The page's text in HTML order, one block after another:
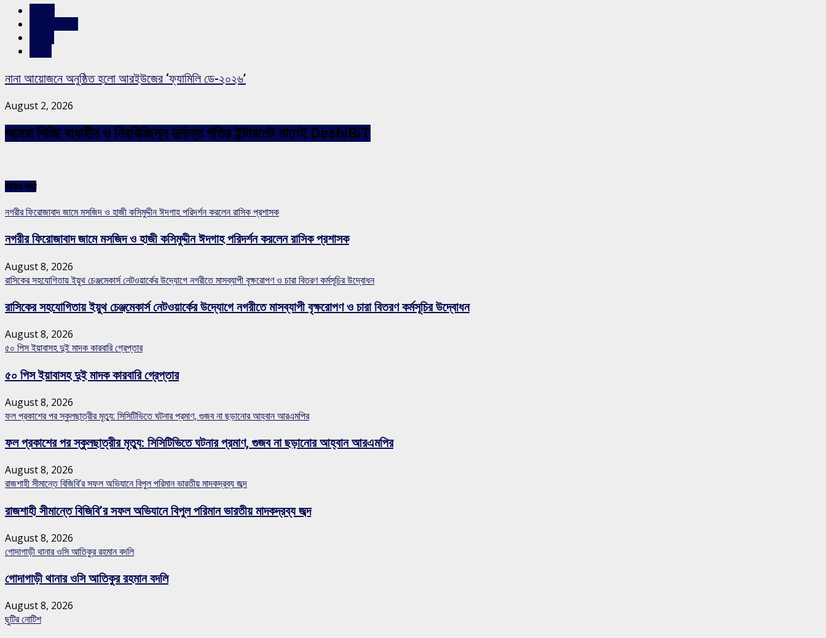
নানা আয়োজনে অনুষ্ঠিত হলো আরইউজের ‘ফ্যামিলি ডে-২০২৬’
August 2, 2026
আমরা দিচ্ছি বাধাহীন ও নিরবিচ্ছিন্ন দুর্দান্ত গতির ইন্টারনেট মানেই DeshiBiT
আরও খবর
নগরীর ফিরোজাবাদ জামে মসজিদ ও হাজী কসিমুদ্দীন ঈদগাহ পরিদর্শন করলেন রাসিক প্রশাসক
নগরীর ফিরোজাবাদ জামে মসজিদ ও হাজী কসিমুদ্দীন ঈদগাহ পরিদর্শন করলেন রাসিক প্রশাসক
August 8, 2026
রাসিকের সহযোগিতায় ইয়ুথ চেঞ্জমেকার্স নেটওয়ার্কের উদ্যোগে নগরীতে মাসব্যাপী বৃক্ষরোপণ ও চারা বিতরণ কর্মসূচির উদ্বোধন
রাসিকের সহযোগিতায় ইয়ুথ চেঞ্জমেকার্স নেটওয়ার্কের উদ্যোগে নগরীতে মাসব্যাপী বৃক্ষরোপণ ও চারা বিতরণ কর্মসূচির উদ্বোধন
August 8, 2026
৫০ পিস ইয়াবাসহ দুই মাদক কারবারি গ্রেপ্তার
৫০ পিস ইয়াবাসহ দুই মাদক কারবারি গ্রেপ্তার
August 8, 2026
ফল প্রকাশের পর স্কুলছাত্রীর মৃত্যু: সিসিটিভিতে ঘটনার প্রমাণ, গুজব না ছড়ানোর আহ্বান আরএমপির
ফল প্রকাশের পর স্কুলছাত্রীর মৃত্যু: সিসিটিভিতে ঘটনার প্রমাণ, গুজব না ছড়ানোর আহ্বান আরএমপির
August 8, 2026
রাজশাহী সীমান্তে বিজিবি’র সফল অভিযানে বিপুল পরিমান ভারতীয় মাদকদ্রব্য জব্দ
রাজশাহী সীমান্তে বিজিবি’র সফল অভিযানে বিপুল পরিমান ভারতীয় মাদকদ্রব্য জব্দ
August 8, 2026
গোদাগাড়ী থানার ওসি আতিকুর রহমান বদলি
গোদাগাড়ী থানার ওসি আতিকুর রহমান বদলি
August 8, 2026
ছুটির নোটিশ